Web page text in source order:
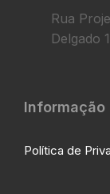
Rua
Delgado
Informação
Política de